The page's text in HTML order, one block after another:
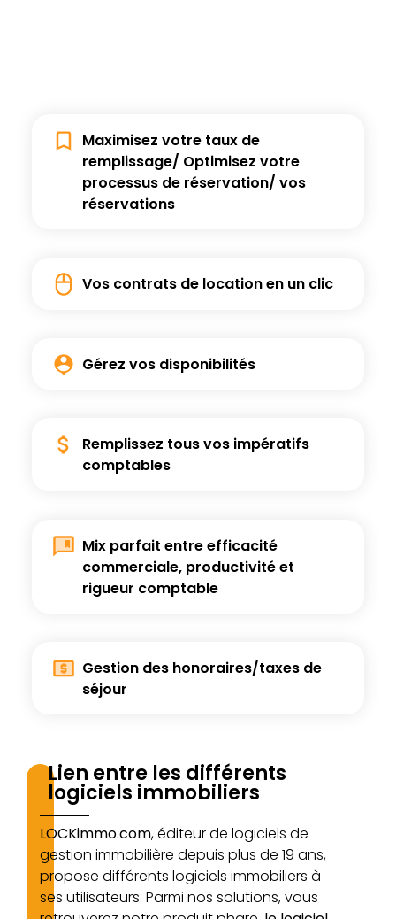
Maximisez votre taux de
remplissage/ Optimisez votre
processus de réservation/ vos
réservations
Vos contrats de locationen un clic
Gérez vos disponibilités
Remplissez tous vos impératifs
comptables
Mix parfait entre efficacité
commerciale, productivité et
rigueur comptable
Gestion des honoraires/taxes de
séjour
Lien entre les différents
logiciels immobiliers
LOCKimmo.com, éditeur de logiciels de
gestion immobilière depuis plus de 19 ans,
propose différents logiciels immobiliers à
ses utilisateurs. Parmi nos solutions, vous